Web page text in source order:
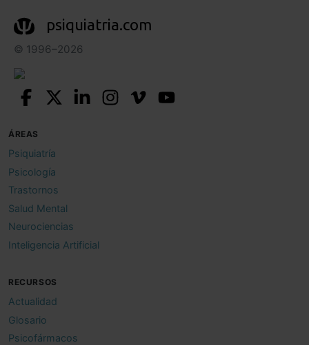
psiquiatria.com
© 1996–2026
ÁREAS
Psiquiatría
Psicología
Trastornos
Salud Mental
Neurociencias
Inteligencia Artificial
RECURSOS
Actualidad
Glosario
Psicofármacos